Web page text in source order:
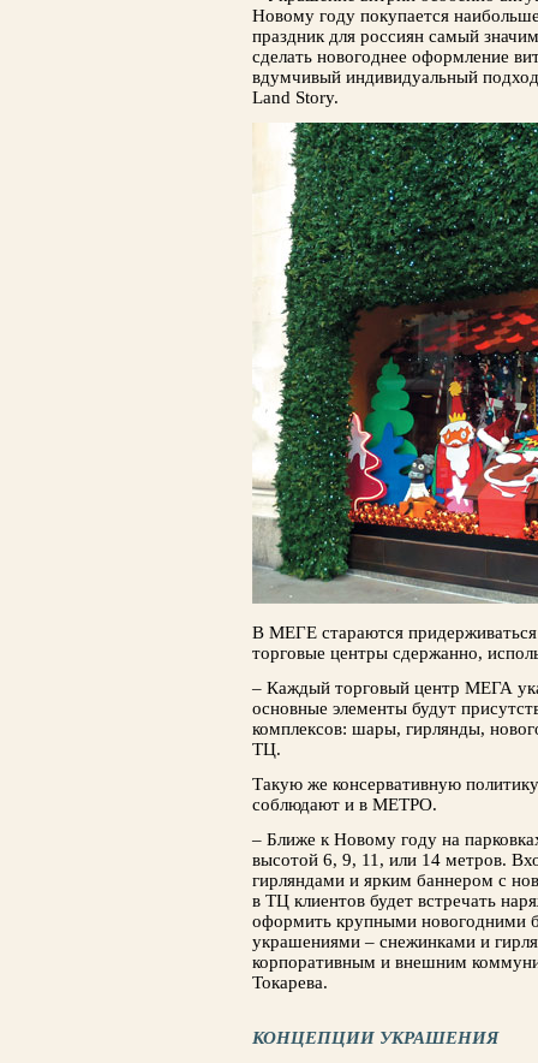
Новому году покупается
праздник для россиян самый
сделать новогоднее оформление
вдумчивый индивидуальный
Land Story.
В МЕГЕ стараются
торговые центры сдержанно,
– Каждый торговый центр МЕГА
основные элементы будут
комплексов: шары, гирлянды,
ТЦ.
Такую же консервативную
со­блюдают и в МЕТРО.
– Ближе к Новому году на
высотой 6, 9, 11, или 14 метров.
гирляндами и ярким баннером с
в ТЦ клиентов будет встречать
оформить крупными но­вогодними
украшениями – снежинками и
кор­поративным и внешним
Токарева.
КОНЦЕПЦИИ УКРАШЕНИЯ